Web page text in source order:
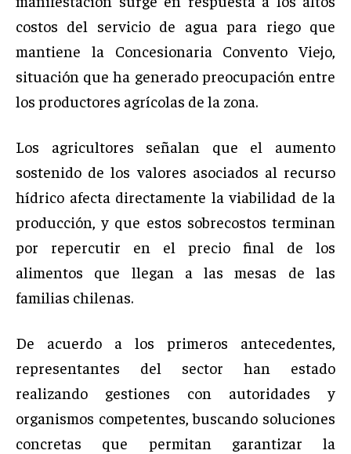
costos del servicio de agua para riego que
mantiene la Concesionaria Convento Viejo,
situación que ha generado preocupación entre
los productores agrícolas de la zona.
Los agricultores señalan que el aumento
sostenido de los valores asociados al recurso
hídrico afecta directamente la viabilidad de la
producción, y que estos sobrecostos terminan
por repercutir en el precio final de los
alimentos que llegan a las mesas de las
familias chilenas.
De acuerdo a los primeros antecedentes,
representantes del sector han estado
realizando gestiones con autoridades y
organismos competentes, buscando soluciones
concretas que permitan garantizar la